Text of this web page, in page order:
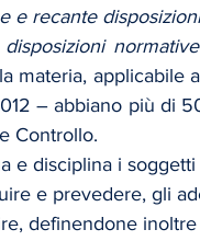
e recante
materia, applicabile
– abbiano più di
Controllo.
e disciplina i soggetti
e prevedere, gli
definendone